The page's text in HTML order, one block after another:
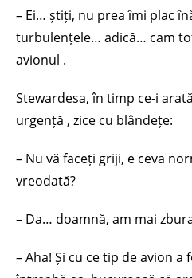
– Ei… știți, nu prea îmi plac
turbulențele… adică… cam
avionul .
Stewardesa, în timp ce-i
urgență , zice cu blândețe:
– Nu vă faceți griji, e ceva
vreodată?
– Da… doamnă, am mai
– Aha! Și cu ce tip de avion